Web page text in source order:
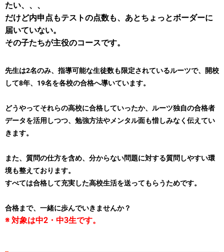
たい、、、
だけど内申点もテストの点数も、あとちょっとボーダーに
届いていない。
その子たちが主役のコースです。
先生は2名のみ、指導可能な生徒数も限定されているルーツで、開校
して8年、19名を各校の合格へ導いています。
どうやってそれらの高校に合格していったか、ルーツ独自の合格者
データを活用しつつ、 勉強方法やメンタル面も惜しみなく伝えてい
きます。
また、質問の仕方を含め、分からない問題に対する質問しやすい環
境も整えております。
すべては合格して充実した高校生活を送ってもらうためです。
合格まで、一緒に歩んでいきませんか？
※ 対象は中2・中3生です。